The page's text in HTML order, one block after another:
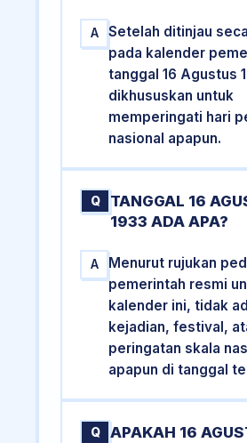
A
Setelah ditinjau
pada kalender
tanggal 16 Agustus
dikhususkan untuk
memperingati hari
nasional apapun.
Q
TANGGAL 16
1933 ADA APA?
A
Menurut rujukan
pemerintah resmi
kalender ini, tidak
kejadian, festival,
peringatan skala
apapun di tanggal
Q
APAKAH 16